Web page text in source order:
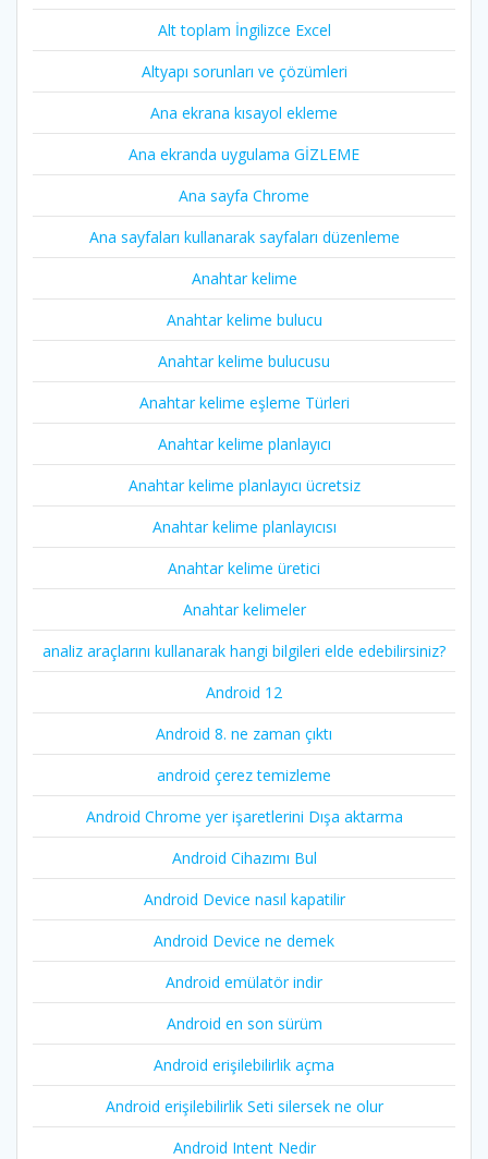
Alt toplam İngilizce Excel
Altyapı sorunları ve çözümleri
Ana ekrana kısayol ekleme
Ana ekranda uygulama GİZLEME
Ana sayfa Chrome
Ana sayfaları kullanarak sayfaları düzenleme
Anahtar kelime
Anahtar kelime bulucu
Anahtar kelime bulucusu
Anahtar kelime eşleme Türleri
Anahtar kelime planlayıcı
Anahtar kelime planlayıcı ücretsiz
Anahtar kelime planlayıcısı
Anahtar kelime üretici
Anahtar kelimeler
analiz araçlarını kullanarak hangi bilgileri elde edebilirsiniz?
Android 12
Android 8. ne zaman çıktı
android çerez temizleme
Android Chrome yer işaretlerini Dışa aktarma
Android Cihazımı Bul
Android Device nasıl kapatilir
Android Device ne demek
Android emülatör indir
Android en son sürüm
Android erişilebilirlik açma
Android erişilebilirlik Seti silersek ne olur
Android Intent Nedir